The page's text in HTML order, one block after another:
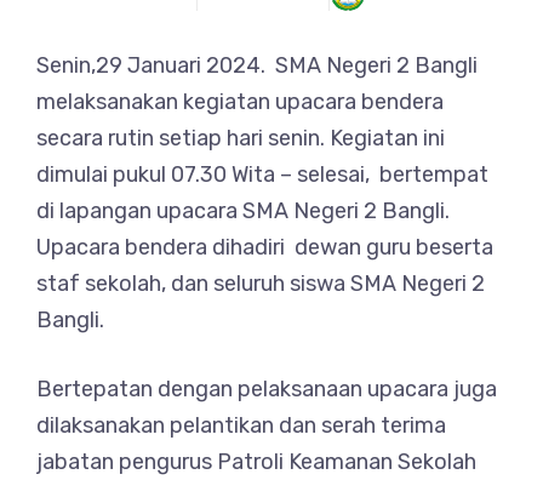
Senin,29 Januari 2024. SMA Negeri 2 Bangli
melaksanakan kegiatan upacara bendera
secara rutin setiap hari senin. Kegiatan ini
dimulai pukul 07.30 Wita – selesai, bertempat
di lapangan upacara SMA Negeri 2 Bangli.
Upacara bendera dihadiri dewan guru beserta
staf sekolah, dan seluruh siswa SMA Negeri 2
Bangli.
Bertepatan dengan pelaksanaan upacara juga
dilaksanakan pelantikan dan serah terima
jabatan pengurus Patroli Keamanan Sekolah